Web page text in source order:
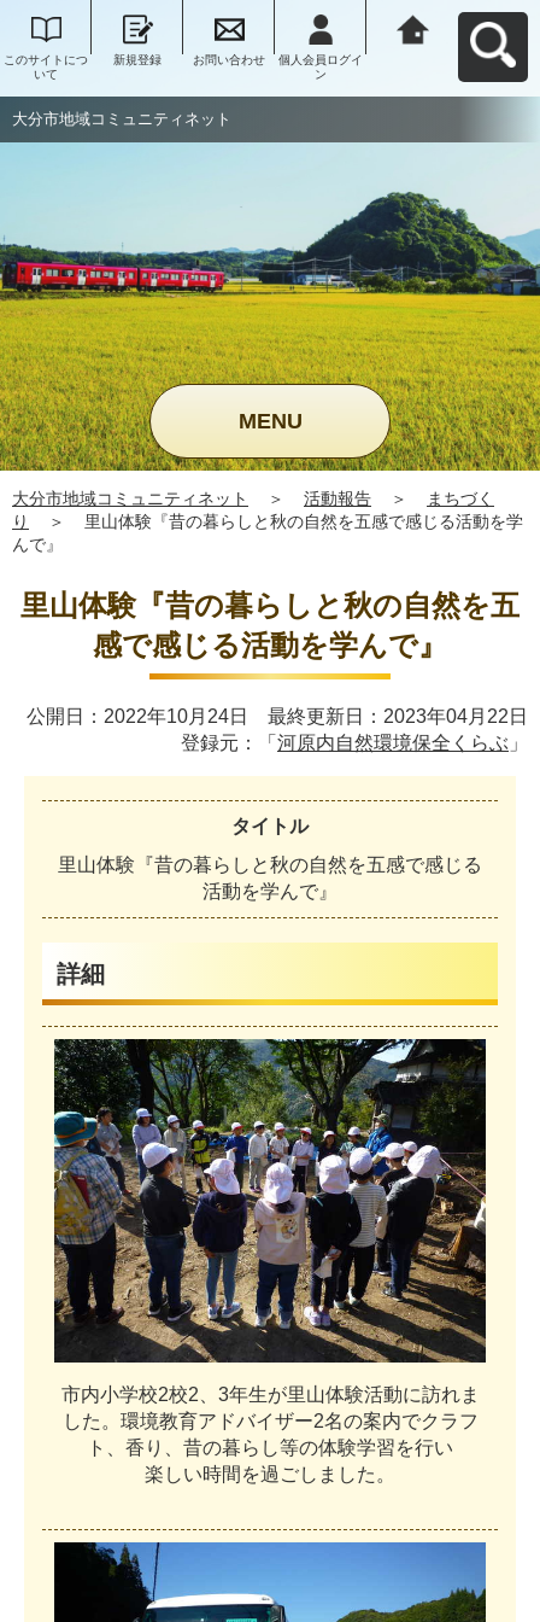
このサイトにつ
いて
新規登録 お問い合わせ
個人会員ログイ
ン
大分市地域コミュニティネット
MENU
大分市地域コミュニティネット ＞ 活動報告 ＞
まちづく
り
＞
里山体験『昔の暮らしと秋の自然を五感で感じる活動を学
んで』
里山体験『昔の暮らしと秋の自然を五
感で感じる活動を学んで』
公開日：2022年10月24日 最終更新日：2023年04月22日
登録元：「 河原内自然環境保全くらぶ 」
タイトル
里山体験 『昔の暮ら し と秋の自然を五感で感じ る
活動を学んで 』
詳細
市内小学校2校2 3年生が里山体験活動に訪れま
した 。 環境教育ア ドバイザー2名の案内でク ラフ
ト
香 り 昔の暮ら し等の体験学習を行い
楽 しい時間 を過 ごし ま した 。